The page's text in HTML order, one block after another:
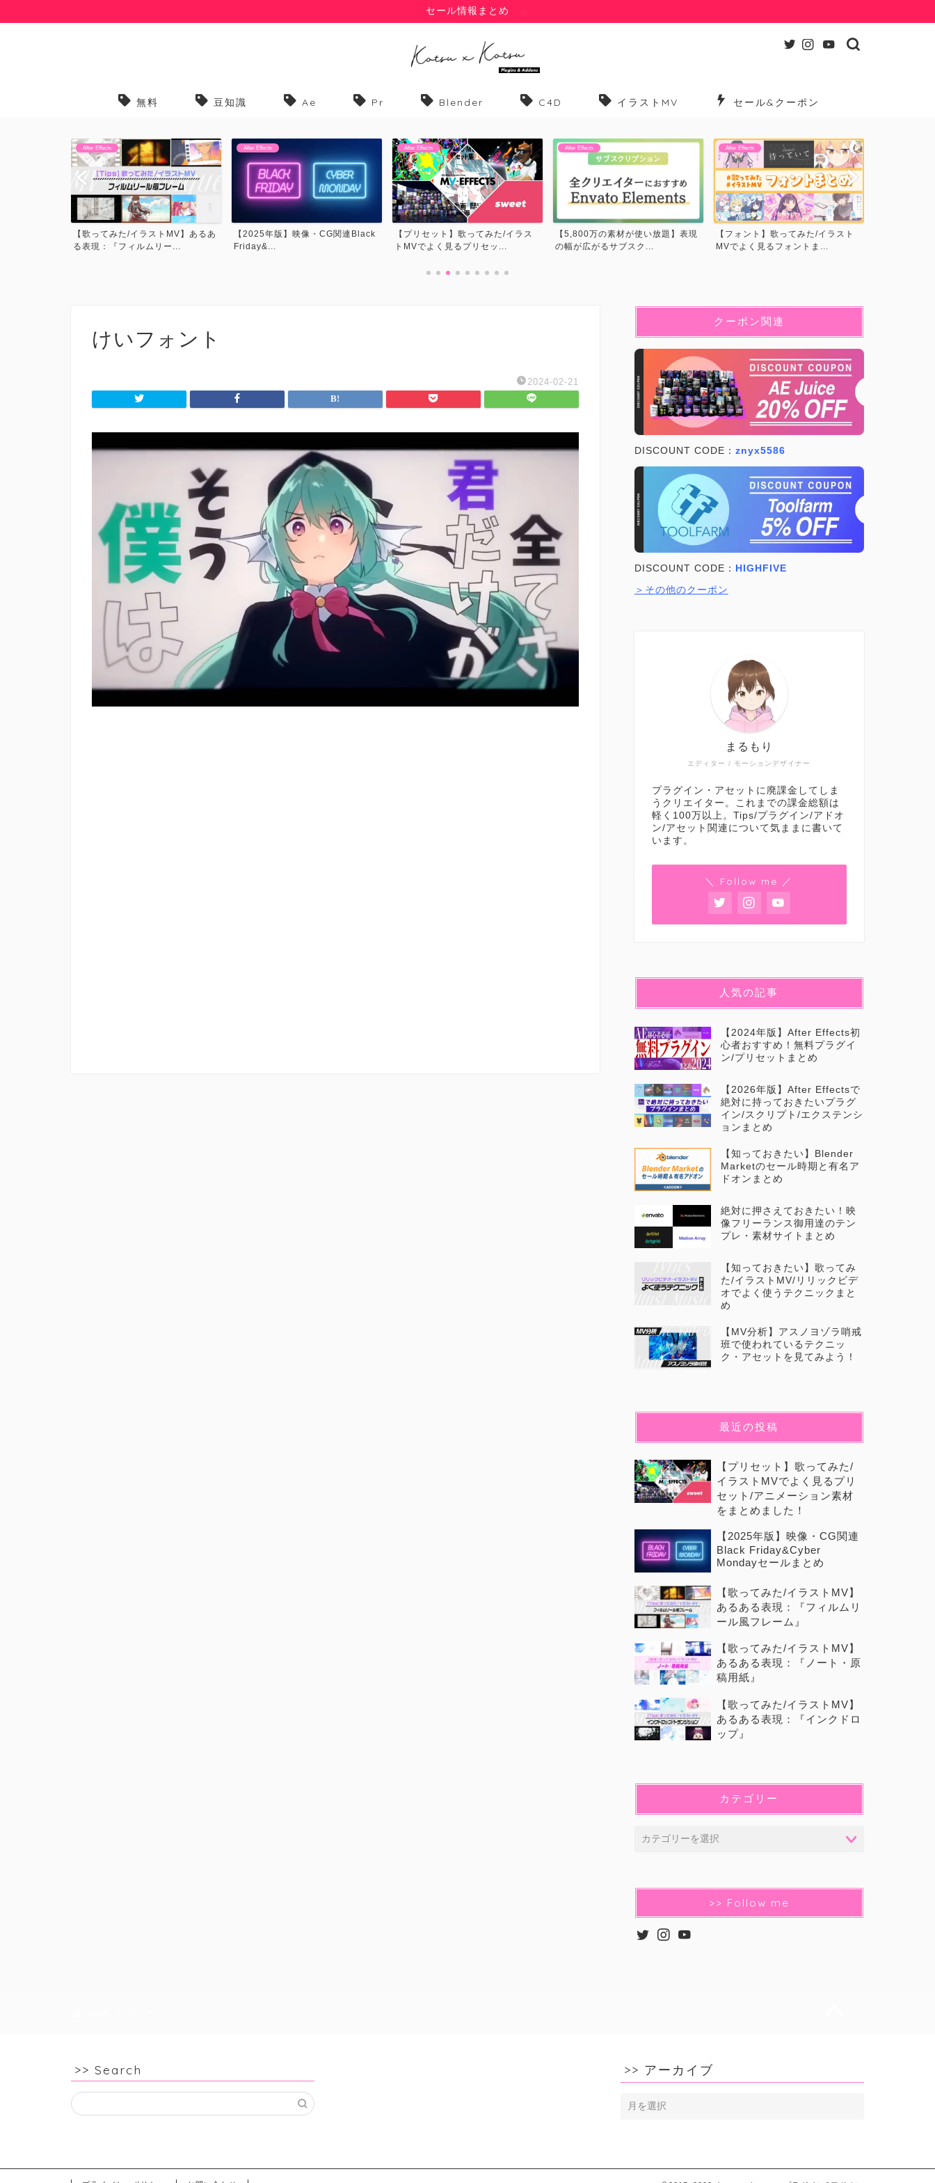
セール情報まとめ
無料 豆知識 Ae Pr Blender C4D イラストMV セール&クーポン
After Effects
【2025年版】映像・CG関連Black
Friday&...
After Effects
【プリセット】歌ってみた/イラス
トMVでよく見るプリセッ...
After Effects
【5,800万の素材が使い放題】表現
の幅が広がるサブスク...
After Effects
【フォント】歌ってみた/イラスト
MVでよく見るフォントま...
After Effects
【MV分析】アスノヨゾラ哨戒班で
使われているテクニック・...
けいフォント
2024-02-21
クーポン関連
DISCOUNT CODE： znyx5586
DISCOUNT CODE： HIGHFIVE
＞その他のクーポン
エディター / モーションデザイナー
まるもり
プラグイン・アセットに廃課金してしま
うクリエイター。これまでの課金総額は
軽く100万以上。Tips/プラグイン/アドオ
ン/アセット関連について気ままに書いて
います。
＼ Follow me ／
人気の記事
【2024年版】After Effects初
心者おすすめ！無料プラグイ
ン/プリセットまとめ
【2026年版】After Effectsで
絶対に持っておきたいプラグ
イン/スクリプト/エクステンシ
ョンまとめ
【知っておきたい】Blender
Marketのセール時期と有名ア
ドオンまとめ
絶対に押さえておきたい！映
像フリーランス御用達のテン
プレ・素材サイトまとめ
【知っておきたい】歌ってみ
た/イラストMV/リリックビデ
オでよく使うテクニックまと
め
【MV分析】アスノヨゾラ哨戒
班で使われているテクニッ
ク・アセットを見てみよう！
最近の投稿
【プリセット】歌ってみた/
イラストMVでよく見るプリ
セット/アニメーション素材
をまとめました！
【2025年版】映像・CG関連
Black Friday&Cyber
Mondayセールまとめ
【歌ってみた/イラストMV】
あるある表現：『フィルムリ
ール風フレーム』
【歌ってみた/イラストMV】
あるある表現：『ノート・原
稿用紙』
【歌ってみた/イラストMV】
あるある表現：『インクドロ
ップ』
カテゴリー
>> Follow me
>> Search >> アーカイブ
>>
ア
ブ